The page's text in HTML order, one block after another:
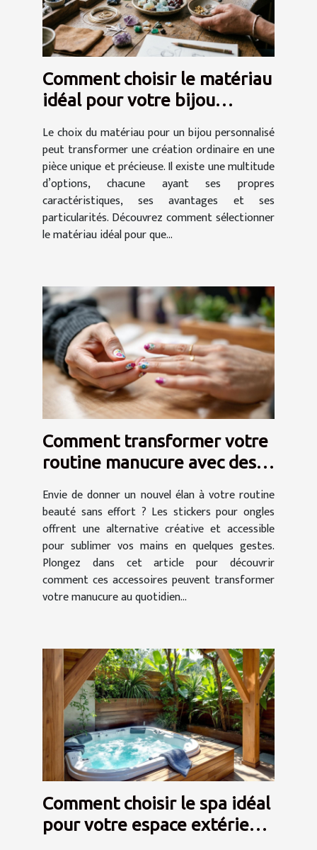
Comment choisir le matériau
idéal pour votre bijou
Le choix du matériau pour un bijou personnalisé
peut transformer une création ordinaire en une
pièce unique et précieuse. Il existe une multitude
d’options, chacune ayant ses propres
caractéristiques, ses avantages et ses
particularités. Découvrez comment sélectionner
le matériau idéal pour que...
Comment transformer votre
routine manucure avec des
Envie de donner un nouvel élan à votre routine
beauté sans effort ? Les stickers pour ongles
offrent une alternative créative et accessible
pour sublimer vos mains en quelques gestes.
Plongez dans cet article pour découvrir
comment ces accessoires peuvent transformer
votre manucure au quotidien...
Comment choisir le spa idéal
pour votre espace extérieur